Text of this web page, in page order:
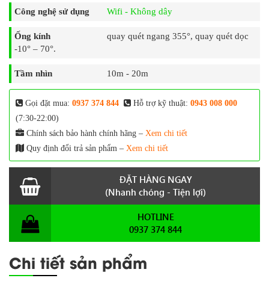
Công nghệ sử dụng Wifi - Không dây
Ống kính
quay quét ngang 355°, quay quét dọc
-10° – 70°.
Tầm nhìn 10m - 20m
Gọi đặt mua: 0937 374 844 Hỗ trợ kỹ thuật: 0943 008 000
(7:30-22:00)
Chính sách bảo hành chính hãng – Xem chi tiết
Quy định đổi trả sản phẩm – Xem chi tiết
ĐẶT HÀNG NGAY
(Nhanh chóng - Tiện lợi)
HOTLINE
0937 374 844
Chi tiết sản phẩm